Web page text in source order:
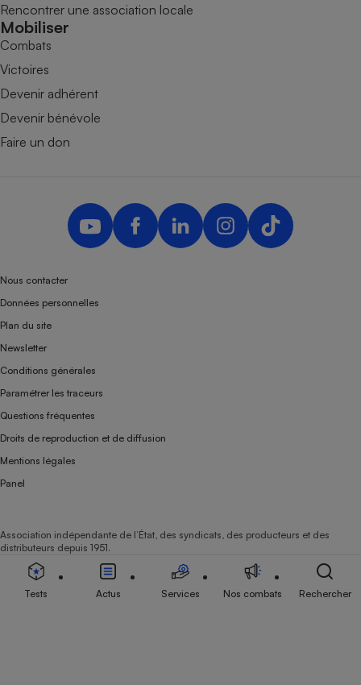
Rencontrer une association locale
Mobiliser
Combats
Victoires
Devenir adhérent
Devenir bénévole
Faire un don
Nous contacter
Données personnelles
Plan du site
Newsletter
Conditions générales
Paramétrer les traceurs
Questions fréquentes
Droits de reproduction et de diffusion
Mentions légales
Panel
Association indépendante de l’État, des syndicats, des producteurs et des
distributeurs depuis 1951.
Tests Actus Services Nos combats Rechercher